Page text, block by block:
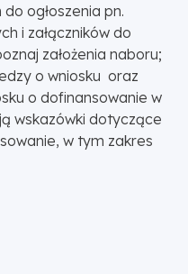
ogłoszenia pn.
i załączników do
założenia naboru;
o wniosku oraz
o dofinansowanie w
wskazówki dotyczące
w tym zakres